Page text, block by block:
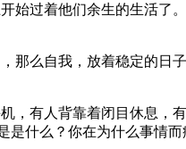
始过着他们余生的生活了
么自我，放着稳定的日
有人背靠着闭目休息，
什么？你在为什么事情